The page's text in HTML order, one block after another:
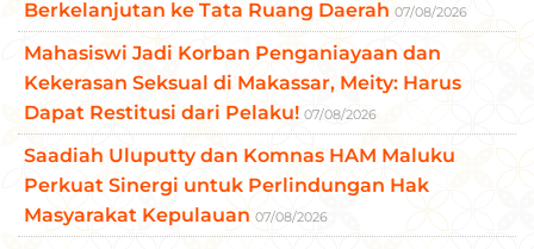
Berkelanjutan ke Tata Ruang Daerah 07/08/2026
Mahasiswi Jadi Korban Penganiayaan dan
Kekerasan Seksual di Makassar, Meity: Harus
Dapat Restitusi dari Pelaku! 07/08/2026
Saadiah Uluputty dan Komnas HAM Maluku
Perkuat Sinergi untuk Perlindungan Hak
Masyarakat Kepulauan 07/08/2026